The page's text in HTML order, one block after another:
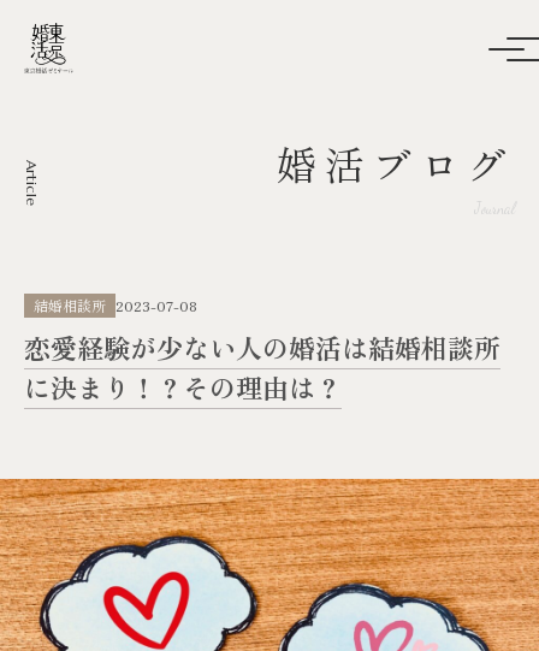
Article 婚活ブログ
Journal
結婚相談所 2023-07-08
恋愛経験が少ない人の婚活は結婚相談所
に決まり！？その理由は？